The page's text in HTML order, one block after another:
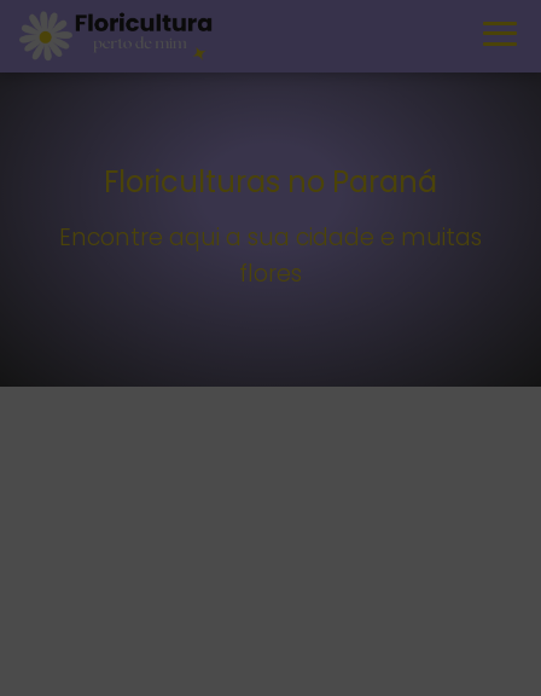
Floriculturas no Paraná
Encontre aqui a sua cidade e muitas
flores